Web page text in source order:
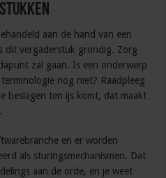
aan de hand van een
dit vergaderstuk grondig. Zorg
zal gaan. Is een onderwerp
nog niet? Raadpleeg
beslagen ten ijs komt, dat maakt
en er worden
als sturingsmechanismen. Dat
aan de orde, en je weet